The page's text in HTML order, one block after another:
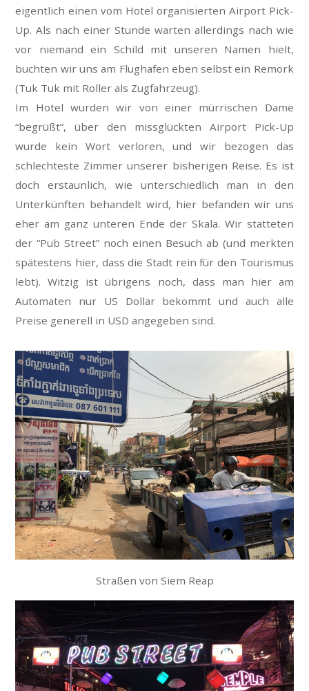
eigentlich einen vom Hotel organisierten Airport Pick-
Up. Als nach einer Stunde warten allerdings nach wie
vor niemand ein Schild mit unseren Namen hielt,
buchten wir uns am Flughafen eben selbst ein Remork
(Tuk Tuk mit Roller als Zugfahrzeug).
Im Hotel wurden wir von einer mürrischen Dame
“begrüßt”, über den missglückten Airport Pick-Up
wurde kein Wort verloren, und wir bezogen das
schlechteste Zimmer unserer bisherigen Reise. Es ist
doch erstaunlich, wie unterschiedlich man in den
Unterkünften behandelt wird, hier befanden wir uns
eher am ganz unteren Ende der Skala. Wir statteten
der “Pub Street” noch einen Besuch ab (und merkten
spätestens hier, dass die Stadt rein für den Tourismus
lebt). Witzig ist übrigens noch, dass man hier am
Automaten nur US Dollar bekommt und auch alle
Preise generell in USD angegeben sind.
Straßen von Siem Reap